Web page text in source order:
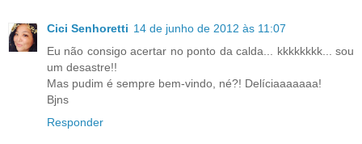
Cici Senhoretti 14 de junho de 2012 às 11:07
Eu não consigo acertar no ponto da calda... kkkkkkkk... sou
um desastre!!
Mas pudim é sempre bem-vindo, né?! Delíciaaaaaaa!
Bjns
Responder